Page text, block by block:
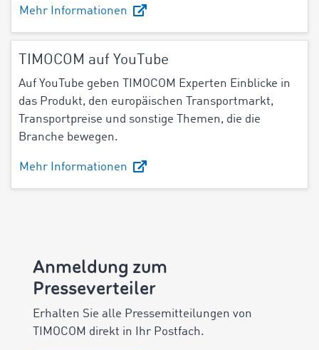
Mehr Informationen
TIMOCOM auf YouTube
Auf YouTube geben TIMOCOM Experten Einblicke in
das Produkt, den europäischen Transportmarkt,
Transportpreise und sonstige Themen, die die
Branche bewegen.
Mehr Informationen
Anmeldung zum
Presseverteiler
Erhalten Sie alle Pressemitteilungen von
TIMOCOM direkt in Ihr Postfach.